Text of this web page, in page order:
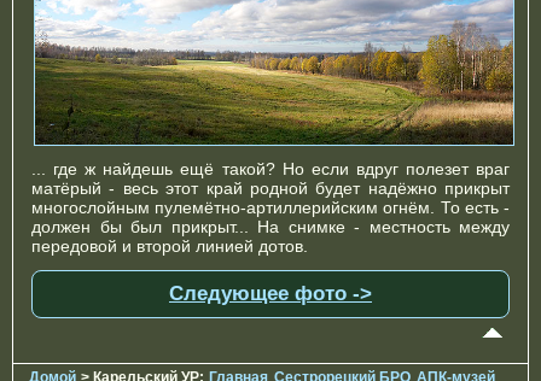
... где ж найдешь ещё такой? Но если вдруг полезет враг
матёрый - весь этот край родной будет надёжно прикрыт
многослойным пулемётно-артиллерийским огнём. То есть -
должен бы был прикрыт... На снимке - местность между
передовой и второй линией дотов.
Следующее фото ->